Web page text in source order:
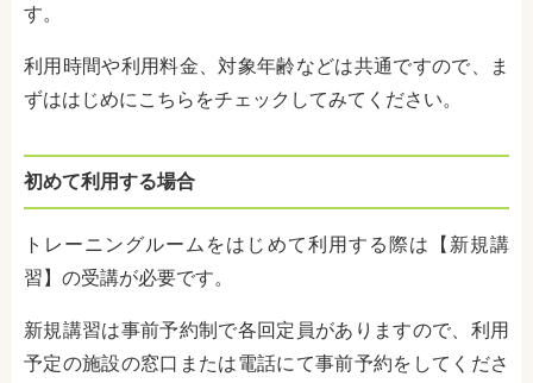
す。
利用時間や利用料金、対象年齢などは共通ですので、ま
ずははじめにこちらをチェックしてみてください。
初めて利用する場合
トレーニングルームをはじめて利用する際は【新規講
習】の受講が必要です。
新規講習は事前予約制で各回定員がありますので、利用
予定の施設の窓口または電話にて事前予約をしてくださ